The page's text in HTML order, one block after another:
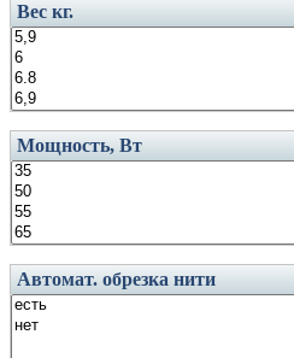
Вес кг.
Мощность, Вт
Автомат. обрезка нити